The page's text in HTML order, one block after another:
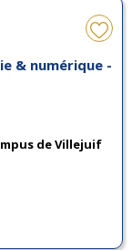
& numérique -
de Villejuif